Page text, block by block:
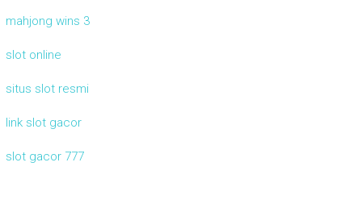
mahjong wins 3
slot online
situs slot resmi
link slot gacor
slot gacor 777